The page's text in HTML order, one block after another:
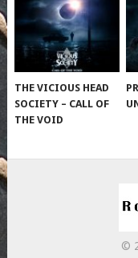
THE VICIOUS HEAD
SOCIETY – CALL OF
THE VOID
©